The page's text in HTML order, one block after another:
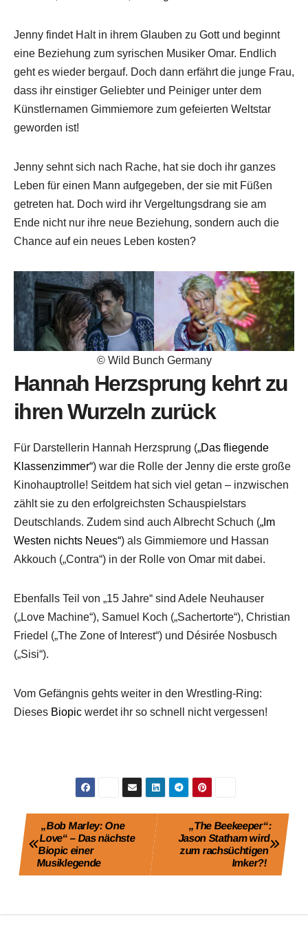
Jenny findet Halt in ihrem Glauben zu Gott und beginnt
eine Beziehung zum syrischen Musiker Omar. Endlich
geht es wieder bergauf. Doch dann erfährt die junge Frau,
dass ihr einstiger Geliebter und Peiniger unter dem
Künstlernamen Gimmiemore zum gefeierten Weltstar
geworden ist!
Jenny sehnt sich nach Rache, hat sie doch ihr ganzes
Leben für einen Mann aufgegeben, der sie mit Füßen
getreten hat. Doch wird ihr Vergeltungsdrang sie am
Ende nicht nur ihre neue Beziehung, sondern auch die
Chance auf ein neues Leben kosten?
© Wild Bunch Germany
Hannah Herzsprung kehrt zu
ihren Wurzeln zurück
Für Darstellerin Hannah Herzsprung („Das fliegende
Klassenzimmer“) war die Rolle der Jenny die erste große
Kinohauptrolle! Seitdem hat sich viel getan – inzwischen
zählt sie zu den erfolgreichsten Schauspielstars
Deutschlands. Zudem sind auch Albrecht Schuch („Im
Westen nichts Neues“) als Gimmiemore und Hassan
Akkouch („Contra“) in der Rolle von Omar mit dabei.
Ebenfalls Teil von „15 Jahre“ sind Adele Neuhauser
(„Love Machine“), Samuel Koch („Sachertorte“), Christian
Friedel („The Zone of Interest“) und Désirée Nosbusch
(„Sisi“).
Vom Gefängnis gehts weiter in den Wrestling-Ring:
Dieses Biopic werdet ihr so schnell nicht vergessen!
Beitragsnavigation„The Beekeeper“:
Jason Statham wird
zum rachsüchtigen
Imker?!
„Bob Marley: One
Love“ – Das nächste
Biopic einer
Musiklegende